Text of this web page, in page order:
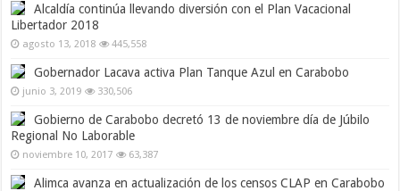
Alcaldía continúa llevando diversión con el Plan Vacacional
Libertador 2018
agosto 13, 2018 445,558
Gobernador Lacava activa Plan Tanque Azul en Carabobo
junio 3, 2019 330,506
Gobierno de Carabobo decretó 13 de noviembre día de Júbilo
Regional No Laborable
noviembre 10, 2017 63,387
Alimca avanza en actualización de los censos CLAP en Carabobo